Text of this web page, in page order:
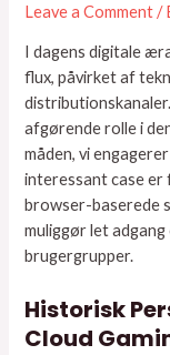
Leave a Comment /
I dagens digitale
flux, påvirket af
afgørende rolle i
måden, vi
interessant case er
browser-baserede
muliggør let
brugergrupper.
Historisk
Cloud